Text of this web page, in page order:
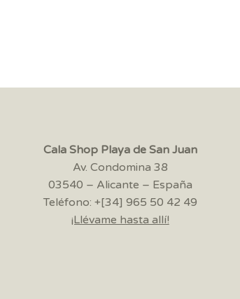
Cala Shop Playa de San Juan
Av. Condomina 38
03540 – Alicante – España
Teléfono: +[34] 965 50 42 49
¡Llévame hasta allí!